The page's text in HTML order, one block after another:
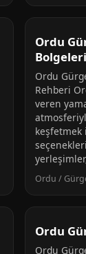
Ordu
Bolgeleri
Ordu
Rehberi
veren
keşfetmek
Ordu /
Ordu
Ordu